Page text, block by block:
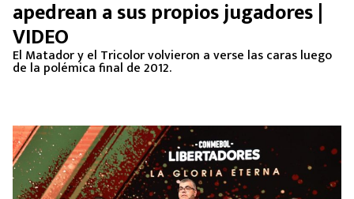
apedrean a sus propios jugadores |
VIDEO
El Matador y el Tricolor volvieron a verse las caras luego
de la polémica final de 2012.